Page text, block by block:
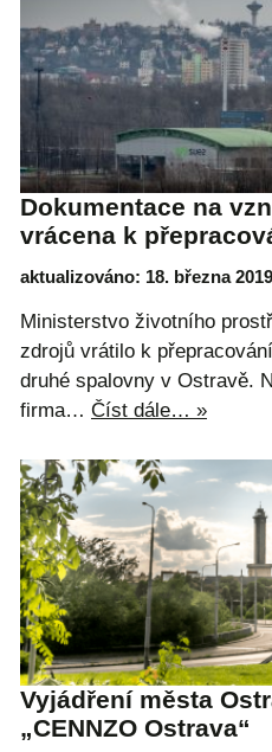
Dokumentace na
vrácena k
aktualizováno: 18. března 2019
Ministerstvo životního
zdrojů vrátilo k
druhé spalovny v Ostravě.
firma… Číst dále… »
Vyjádření města
„CENNZO Ostrava“